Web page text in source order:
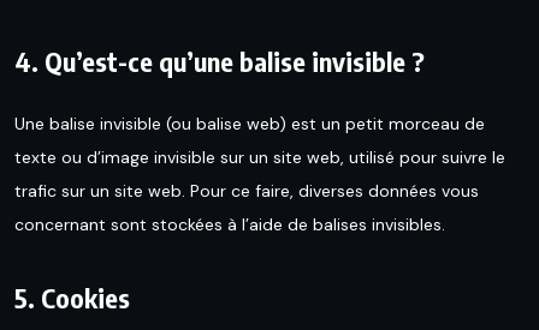
4. Qu’est-ce qu’une balise invisible ?
Une balise invisible (ou balise web) est un petit morceau de
texte ou d’image invisible sur un site web, utilisé pour suivre le
trafic sur un site web. Pour ce faire, diverses données vous
concernant sont stockées à l’aide de balises invisibles.
5. Cookies